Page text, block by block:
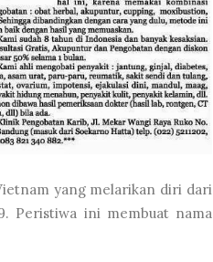
yang melarikan diri dari
Peristiwa ini membuat nama